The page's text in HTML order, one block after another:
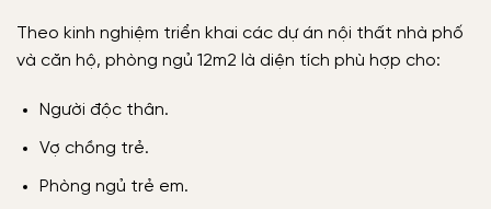
Theo kinh nghiệm triển khai các dự án nội thất nhà phố
và căn hộ, phòng ngủ 12m2 là diện tích phù hợp cho:
Người độc thân.
Vợ chồng trẻ.
Phòng ngủ trẻ em.